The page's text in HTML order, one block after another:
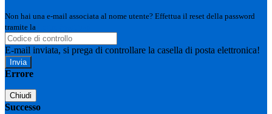
Non hai una e-mail associata al nome utente? Effettua il reset della password
tramite la
E-mail inviata, si prega di controllare la casella di posta elettronica!
Errore
Chiudi
Successo